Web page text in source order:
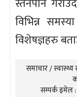
विभिन्न
विशेषज्ञहरु
समाचार / स्वास्थ्य
सम्पर्क इमेल :